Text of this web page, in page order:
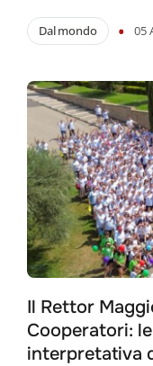
Dal mondo • 05
Il Rettor
Cooperatori:
interpretativa